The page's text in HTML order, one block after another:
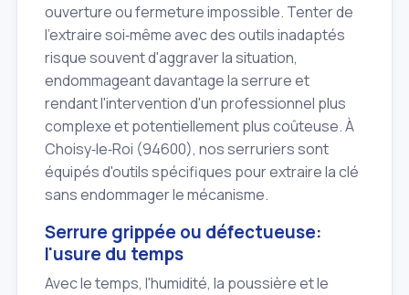
ouverture ou fermeture impossible. Tenter de
l'extraire soi‑même avec des outils inadaptés
risque souvent d'aggraver la situation,
endommageant davantage la serrure et
rendant l'intervention d'un professionnel plus
complexe et potentiellement plus coûteuse. À
Choisy‑le‑Roi (94600), nos serruriers sont
équipés d'outils spécifiques pour extraire la clé
sans endommager le mécanisme.
Serrure grippée ou défectueuse:
l'usure du temps
Avec le temps, l'humidité, la poussière et le